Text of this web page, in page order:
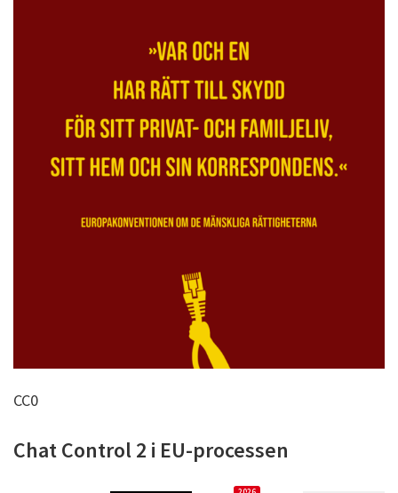
CC0
Chat Control 2 i EU-processen